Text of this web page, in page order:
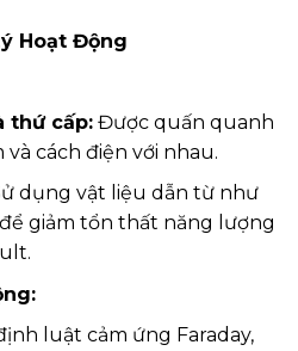
Hoạt Động
thứ cấp:Được quấn quanh
cách điện với nhau.
dụng vật liệu dẫn từ như
giảm tổn thất năng lượng
luật cảm ứng Faraday,